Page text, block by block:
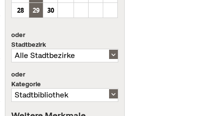
28
29 30
oder
Stadtbezirk
oder
Kategorie